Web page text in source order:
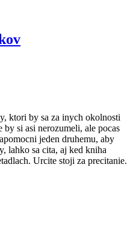
ktori by sa za inych okolnosti
si asi nerozumeli, ale pocas
jeden druhemu, aby
lahko sa cita, aj ked kniha
Urcite stoji za precitanie.